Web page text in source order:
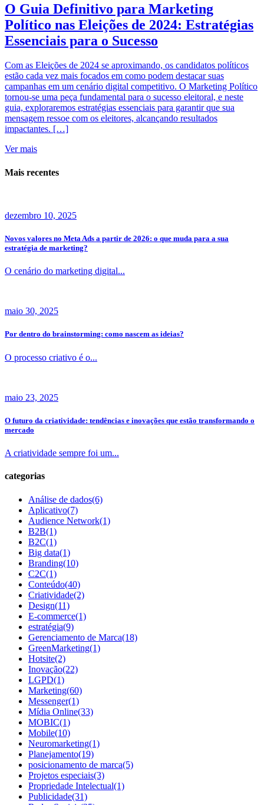
O Guia Definitivo para Marketing
Político nas Eleições de 2024: Estratégias
Essenciais para o Sucesso
Com as Eleições de 2024 se aproximando, os candidatos políticos
estão cada vez mais focados em como podem destacar suas
campanhas em um cenário digital competitivo. O Marketing Político
tornou-se uma peça fundamental para o sucesso eleitoral, e neste
guia, exploraremos estratégias essenciais para garantir que sua
mensagem ressoe com os eleitores, alcançando resultados
impactantes. […]
Ver mais
Mais recentes
dezembro 10, 2025
Novos valores no Meta Ads a partir de 2026: o que muda para a sua
estratégia de marketing?
O cenário do marketing digital...
maio 30, 2025
Por dentro do brainstorming: como nascem as ideias?
O processo criativo é o...
maio 23, 2025
O futuro da criatividade: tendências e inovações que estão transformando o
mercado
A criatividade sempre foi um...
categorias
Análise de dados(6)
Aplicativo(7)
Audience Network(1)
B2B(1)
B2C(1)
Big data(1)
Branding(10)
C2C(1)
Conteúdo(40)
Criatividade(2)
Design(11)
E-commerce(1)
estratégia(9)
Gerenciamento de Marca(18)
GreenMarketing(1)
Hotsite(2)
Inovação(22)
LGPD(1)
Marketing(60)
Messenger(1)
Mídia Online(33)
MOBIC(1)
Mobile(10)
Neuromarketing(1)
Planejamento(19)
posicionamento de marca(5)
Projetos especiais(3)
Propriedade Intelectual(1)
Publicidade(31)